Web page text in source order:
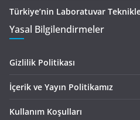
Türkiye’nin Laboratuvar
Yasal Bilgilendirmeler
Gizlilik Politikası
İçerik ve Yayın Politikamız
Kullanım Koşulları